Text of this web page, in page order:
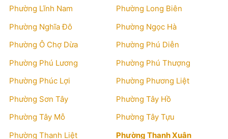
Phường Lĩnh Nam
Phường Long Biên
Phường Nghĩa Đô
Phường Ngọc Hà
Phường Ô Chợ Dừa
Phường Phú Diễn
Phường Phú Lương
Phường Phú Thượng
Phường Phúc Lợi
Phường Phương Liệt
Phường Sơn Tây
Phường Tây Hồ
Phường Tây Mỗ
Phường Tây Tựu
Phường Thanh Liệt
Phường Thanh Xuân